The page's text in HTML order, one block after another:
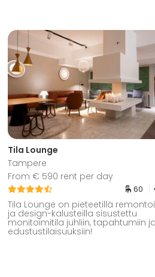
Tila Lounge
Tampere
From € 590 rent per day
60
Tila Lounge on pieteetillä
ja design-kalusteilla sisustettu
monitoimitila juhliin, tapahtumiin ja
edustustilaisuuksiin!